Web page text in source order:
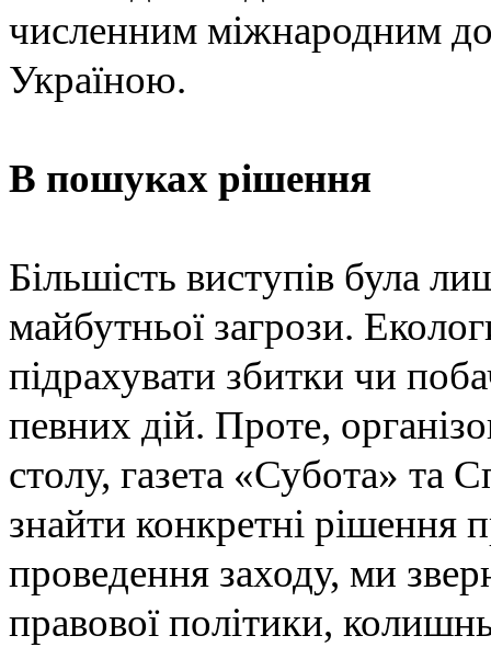
численним міжнародним
Україною.
В пошуках рішення
Більшість виступів була
майбутньої загрози.
підрахувати збитки чи
певних дій. Проте,
столу, газета «Субота» та
знайти конкретні рішення
проведення заходу, ми
правової політики,